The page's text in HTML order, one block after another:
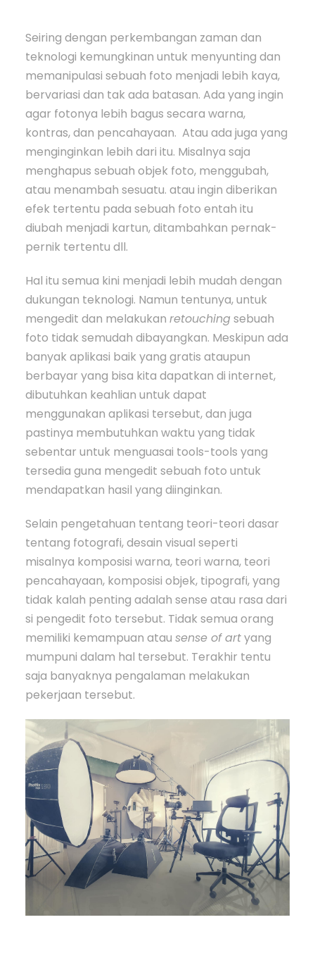
Seiring dengan perkembangan zaman dan
teknologi kemungkinan untuk menyunting dan
memanipulasi sebuah foto menjadi lebih kaya,
bervariasi dan tak ada batasan. Ada yang ingin
agar fotonya lebih bagus secara warna,
kontras, dan pencahayaan. Atau ada juga yang
menginginkan lebih dari itu. Misalnya saja
menghapus sebuah objek foto, menggubah,
atau menambah sesuatu. atau ingin diberikan
efek tertentu pada sebuah foto entah itu
diubah menjadi kartun, ditambahkan pernak-
pernik tertentu dll.
Hal itu semua kini menjadi lebih mudah dengan
dukungan teknologi. Namun tentunya, untuk
mengedit dan melakukanretouching sebuah
foto tidak semudah dibayangkan. Meskipun ada
banyak aplikasi baik yang gratis ataupun
berbayar yang bisa kita dapatkan di internet,
dibutuhkan keahlian untuk dapat
menggunakan aplikasi tersebut, dan juga
pastinya membutuhkan waktu yang tidak
sebentar untuk menguasai tools-tools yang
tersedia guna mengedit sebuah foto untuk
mendapatkan hasil yang diinginkan.
Selain pengetahuan tentang teori-teori dasar
tentang fotografi, desain visual seperti
misalnya komposisi warna, teori warna, teori
pencahayaan, komposisi objek, tipografi, yang
tidak kalah penting adalah sense atau rasa dari
si pengedit foto tersebut. Tidak semua orang
memiliki kemampuan atausense of artyang
mumpuni dalam hal tersebut. Terakhir tentu
saja banyaknya pengalaman melakukan
pekerjaan tersebut.